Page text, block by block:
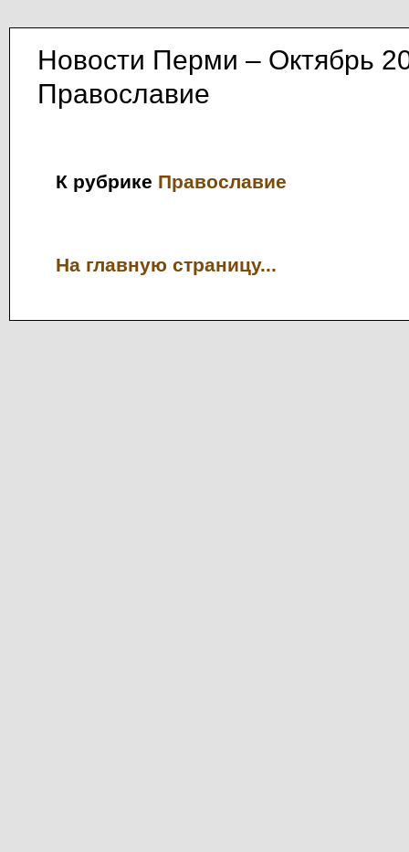
Новости Перми – Октябрь
Православие
К рубрике Православие
На главную страницу...